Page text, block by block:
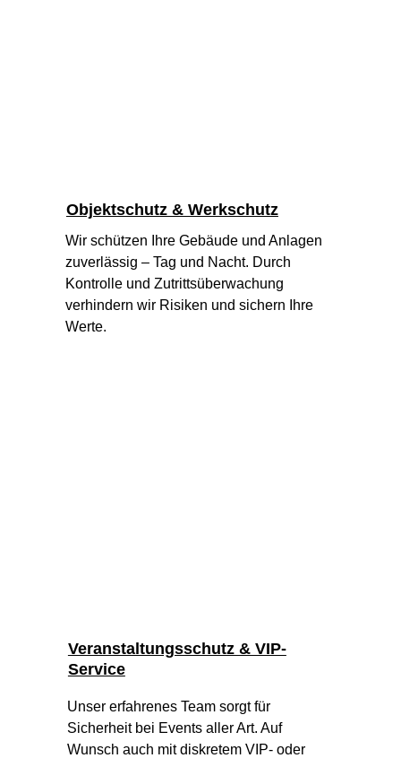
Objektschutz & Werkschutz
Wir schützen Ihre Gebäude und Anlagen
zuverlässig – Tag und Nacht. Durch
Kontrolle und Zutrittsüberwachung
verhindern wir Risiken und sichern Ihre
Werte.
Veranstaltungsschutz & VIP-
Service
Unser erfahrenes Team sorgt für
Sicherheit bei Events aller Art. Auf
Wunsch auch mit diskretem VIP- oder